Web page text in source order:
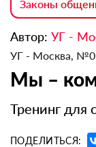
Законы
Автор: УГ -
УГ - Москва,
Мы –
Тренинг для
ПОДЕЛИТЬСЯ: